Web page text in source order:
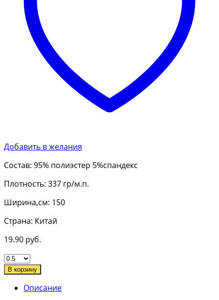
Добавить в желания
Состав: 95% полиэстер 5%спандекс
Плотность: 337 гр/м.п.
Ширина,см: 150
Страна: Китай
19.90 руб.
В корзину
Описание